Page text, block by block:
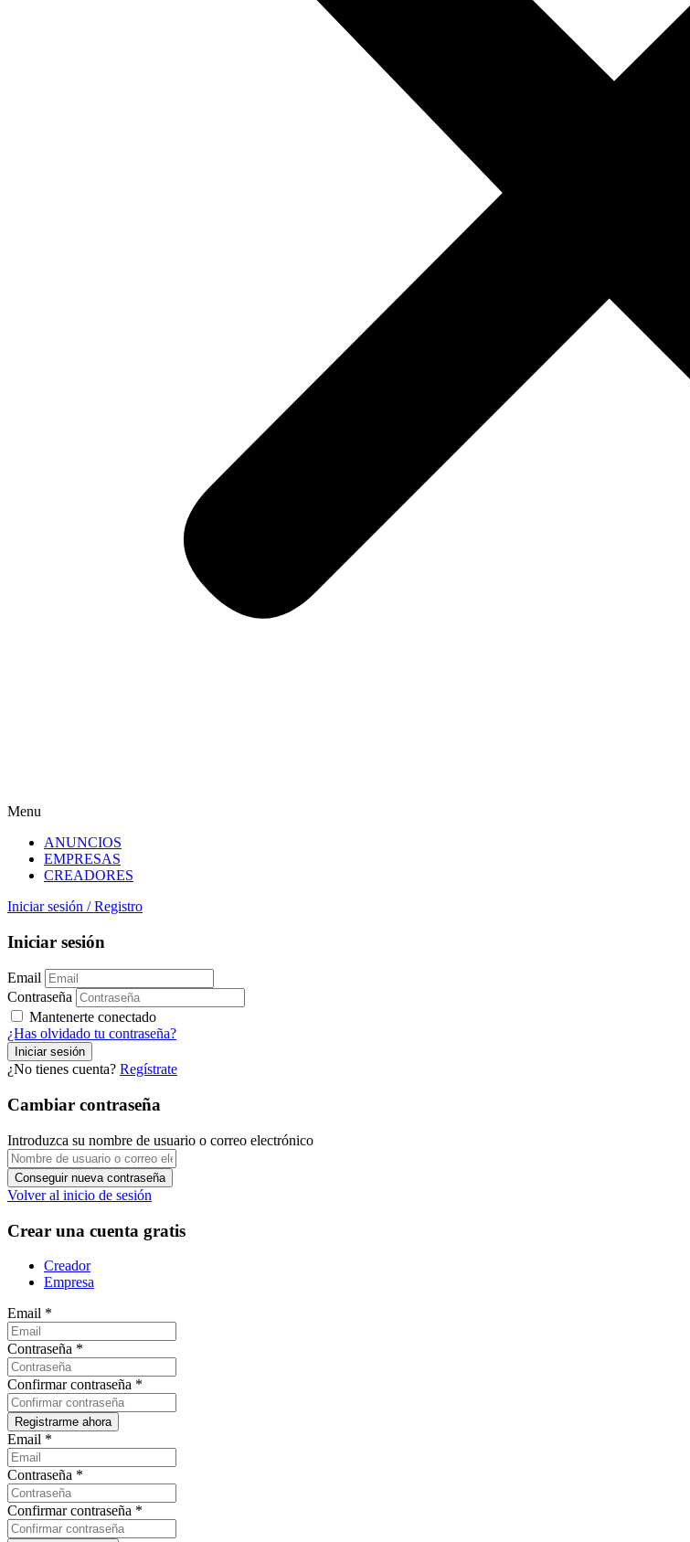
Menu
ANUNCIOS
EMPRESAS
CREADORES
Iniciar sesión / Registro
Iniciar sesión
Email
Contraseña
Mantenerte conectado
¿Has olvidado tu contraseña?
¿No tienes cuenta? Regístrate
Cambiar contraseña
Introduzca su nombre de usuario o correo electrónico
Volver al inicio de sesión
Crear una cuenta gratis
Creador
Empresa
Email *
Contraseña *
Confirmar contraseña *
Email *
Contraseña *
Confirmar contraseña *